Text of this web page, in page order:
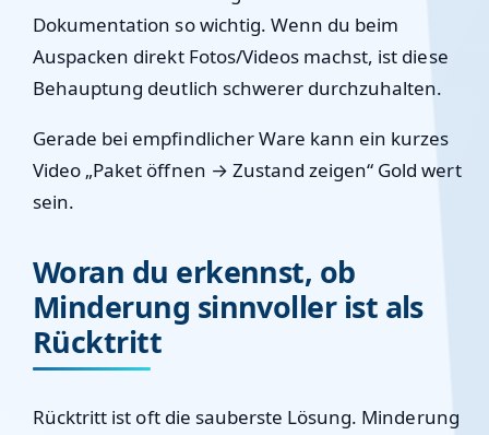
Dokumentation so wichtig. Wenn du beim
Auspacken direkt Fotos/Videos machst, ist diese
Behauptung deutlich schwerer durchzuhalten.
Gerade bei empfindlicher Ware kann ein kurzes
Video „Paket öffnen → Zustand zeigen“ Gold wert
sein.
Woran du erkennst, ob
Minderung sinnvoller ist als
Rücktritt
Rücktritt ist oft die sauberste Lösung. Minderung